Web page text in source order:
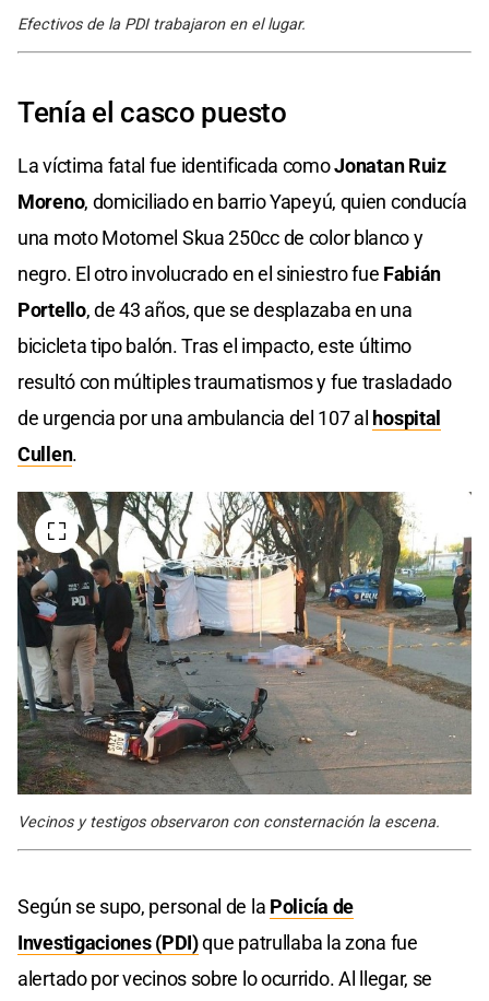
Efectivos de la PDI trabajaron en el lugar.
Tenía el casco puesto
La víctima fatal fue identificada comoJonatan Ruiz
Moreno, domiciliado en barrio Yapeyú, quien conducía
una moto Motomel Skua 250cc de color blanco y
negro. El otro involucrado en el siniestro fue Fabián
Portello, de 43 años, que se desplazaba en una
bicicleta tipo balón. Tras el impacto, este último
resultó con múltiples traumatismos y fue trasladado
de urgencia por una ambulancia del 107 al hospital
Cullen.
Vecinos y testigos observaron con consternación la escena.
Según se supo, personal de la Policía de
Investigaciones (PDI)que patrullaba la zona fue
alertado por vecinos sobre lo ocurrido. Al llegar, se